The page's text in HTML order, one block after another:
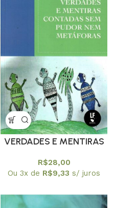
VERDADES E MENTIRAS
NEM METÁFORAS
R$28,00
Ou 3x de R$9,33 s/ juros